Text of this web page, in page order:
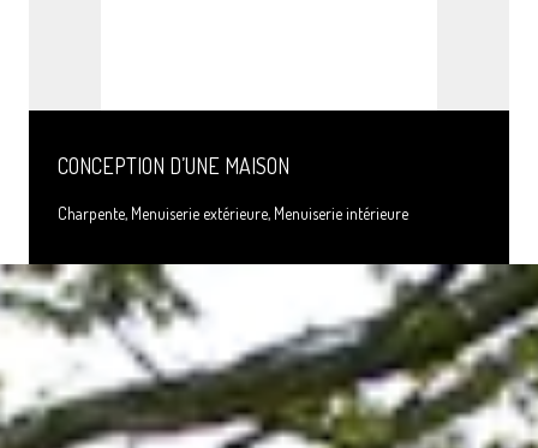
CONCEPTION D’UNE MAISON
Charpente, Menuiserie extérieure, Menuiserie intérieure